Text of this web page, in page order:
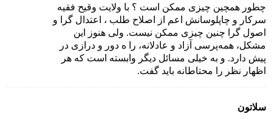
چطور همچین چیزی ممکن است ؟ با ولایت وقیح فقیه
سرکار و چاپلوسانش اعم از اصلاح طلب ، اعتدال گرا و
اصول گرا چنین چیزی ممکن نیست. ولی هنوز این
مشکل، همه‌پرسی آزاد و عادلانه، را ه دور و درازی در
پیش دارد. و به خیلی مسائل دیگر وابسته است که هر
اظهار نظر را محتاطانه باید گفت.
سلاتون